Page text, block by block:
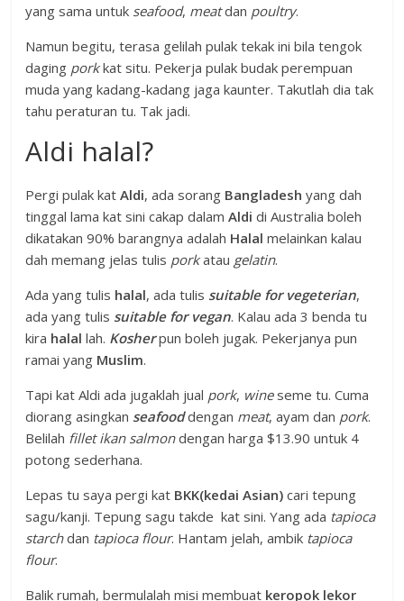
yang sama untuk seafood, meatdan poultry.
Namun begitu, terasa gelilah pulak tekak ini bila tengok
daging porkkat situ. Pekerja pulak budak perempuan
muda yang kadang-kadang jaga kaunter. Takutlah dia tak
tahu peraturan tu. Tak jadi.
Aldi halal?
Pergi pulak katAldi, ada sorang Bangladesh yang dah
tinggal lama kat sini cakap dalamAldi di Australia boleh
dikatakan 90% barangnya adalah Halal melainkan kalau
dah memang jelas tulis porkatau gelatin.
Ada yang tulis halal, ada tulis suitable for vegeterian,
ada yang tulis suitable for vegan. Kalau ada 3 benda tu
kira halal lah. Kosher pun boleh jugak. Pekerjanya pun
ramai yang Muslim.
Tapi kat Aldi ada jugaklah jual pork, wineseme tu. Cuma
diorang asingkan seafood dengan meat, ayam dan pork.
Belilah fillet ikan salmondengan harga $13.90 untuk 4
potong sederhana.
Lepas tu saya pergi kat BKK(kedai Asian) cari tepung
sagu/kanji. Tepung sagu takde kat sini. Yang ada tapioca
starchdan tapioca flour. Hantam jelah, ambik tapioca
flour.
Balik rumah, bermulalah misi membuat keropok lekor